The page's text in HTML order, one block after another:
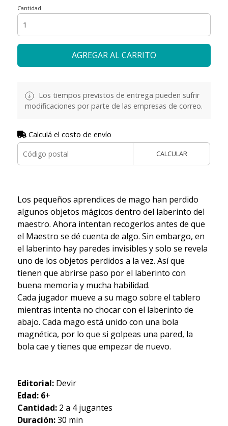
Cantidad
AGREGAR AL CARRITO
Los tiempos previstos de entrega pueden sufrir
modificaciones por parte de las empresas de correo.
Calculá el costo de envío
CALCULAR
Los pequeños aprendices de mago han perdido
algunos objetos mágicos dentro del laberinto del
maestro. Ahora intentan recogerlos antes de que
el Maestro se dé cuenta de algo. Sin embargo, en
el laberinto hay paredes invisibles y solo se revela
uno de los objetos perdidos a la vez. Así que
tienen que abrirse paso por el laberinto con
buena memoria y mucha habilidad.
Cada jugador mueve a su mago sobre el tablero
mientras intenta no chocar con el laberinto de
abajo. Cada mago está unido con una bola
magnética, por lo que si golpeas una pared, la
bola cae y tienes que empezar de nuevo.
Editorial: Devir
Edad: 6+
Cantidad: 2 a 4 jugantes
Duración:30 min